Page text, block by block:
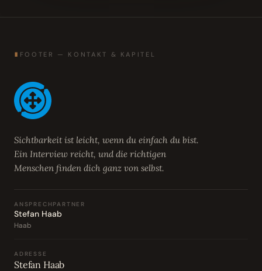
∎ FOOTER — KONTAKT & KAPITEL
Sichtbarkeit ist leicht, wenn du einfach du bist.
Ein Interview reicht, und die richtigen
Menschen finden dich ganz von selbst.
ANSPRECHPARTNER
Stefan Haab
Haab
ADRESSE
Stefan Haab